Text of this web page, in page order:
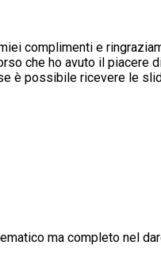
complimenti e
che ho avuto il piacere
è possibile ricevere le
ma completo nel